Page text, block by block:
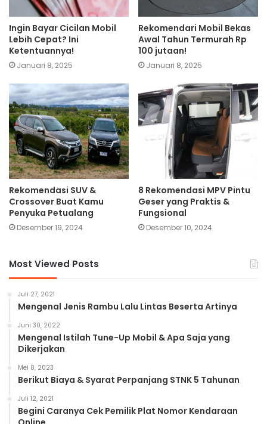
Ingin Bayar Cicilan Mobil
Lebih Cepat? Ini
Ketentuannya!
Januari 8, 2025
Rekomendari Mobil Bekas
Awal Tahun Termurah Rp
100 jutaan!
Januari 8, 2025
Rekomendasi SUV &
Crossover Buat Kamu
Penyuka Petualang
Desember 19, 2024
8 Rekomendasi MPV Pintu
Geser yang Praktis &
Fungsional
Desember 10, 2024
Most Viewed Posts
Juli 27, 2021
Mengenal Jenis Rambu Lalu Lintas Beserta Artinya
Juni 30, 2022
Mengenal Istilah Tune-Up Mobil & Apa Saja yang
Dikerjakan
Mei 8, 2023
Berikut Biaya & Syarat Perpanjang STNK 5 Tahunan
Juli 12, 2021
Begini Caranya Cek Pemilik Plat Nomor Kendaraan